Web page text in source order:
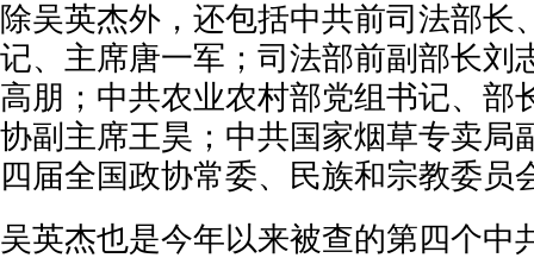
除吴英杰外，还包括中共前司法部长
记、主席唐一军；司法部前副部长刘
高朋；中共农业农村部党组书记、部
协副主席王昊；中共国家烟草专卖局
四届全国政协常委、民族和宗教委员
吴英杰也是今年以来被查的第四个中